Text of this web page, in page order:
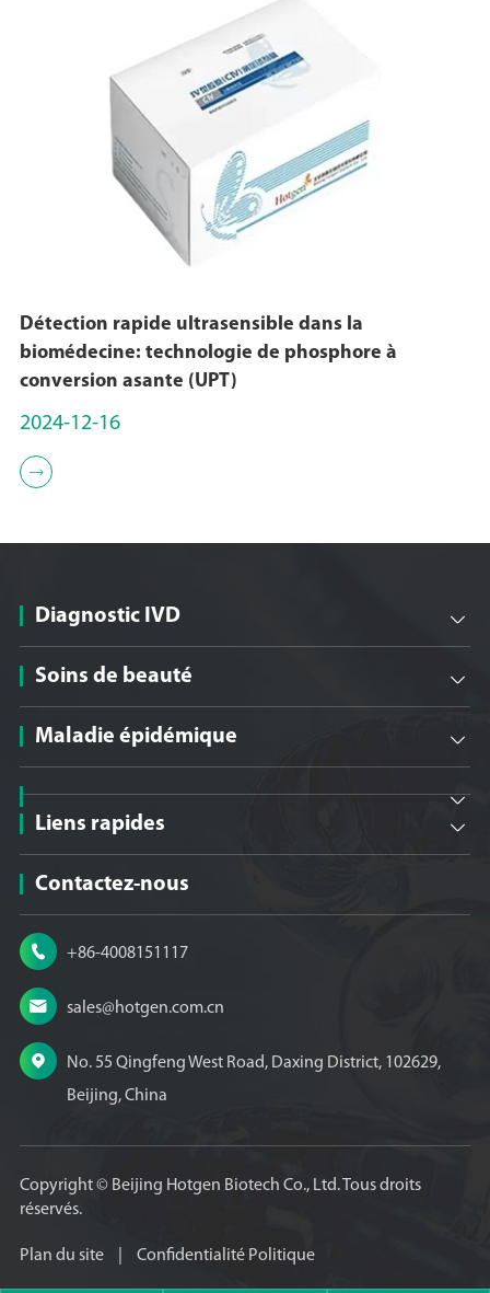
Détection rapide ultrasensible dans la
biomédecine: technologie de phosphore à
conversion asante (UPT)
2024-12-16

Diagnostic IVD 
Soins de beauté 
Maladie épidémique 

Liens rapides 
Contactez-nous
 +86-4008151117
 sales@hotgen.com.cn

No. 55 Qingfeng West Road, Daxing District, 102629,
Beijing, China
Copyright © Beijing Hotgen Biotech Co., Ltd.Tous droits
réservés.
Plan du site Confidentialité Politique